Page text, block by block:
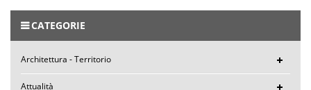
CATEGORIE
Architettura - Territorio
Attualità